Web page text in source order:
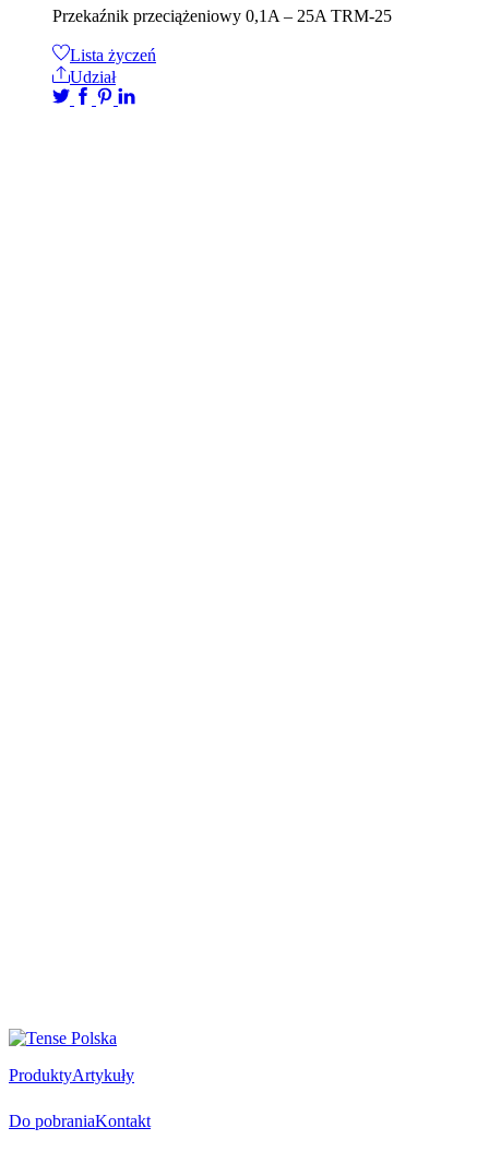
Przekaźnik przeciążeniowy 0,1A – 25A TRM-25
Lista życzeń
Udział
ProduktyArtykuły
Do pobraniaKontakt